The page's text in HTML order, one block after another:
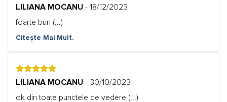
5LILIANA MOCANU - 18/12/2023
foarte bun (...)
Citește Mai Mult.
5LILIANA MOCANU - 30/10/2023
ok din toate punctele de vedere (...)